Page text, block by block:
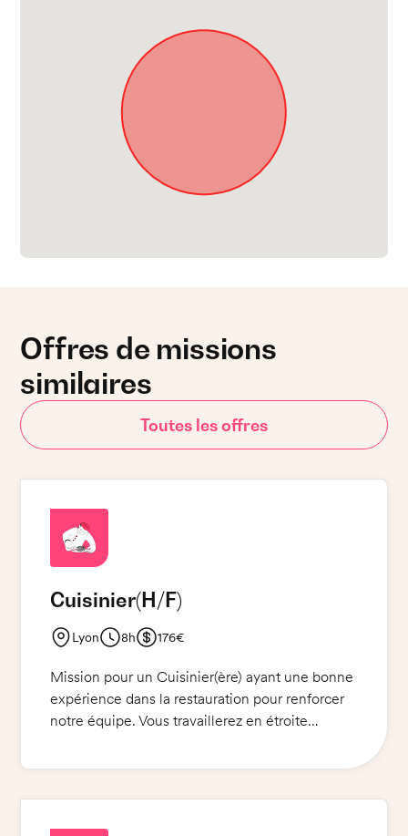
Offres de missions
similaires
Toutes les offres
Cuisinier(H/F)
Lyon 8h 176€
Mission pour un Cuisinier(ère) ayant une bonne
expérience dans la restauration pour renforcer
notre équipe. Vous travaillerez en étroite
servir des plats traditionnels de qualité. Vous
Vous serez également responsable de la